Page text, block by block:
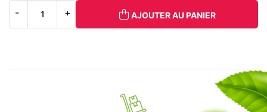
AJOUTER AU PANIER